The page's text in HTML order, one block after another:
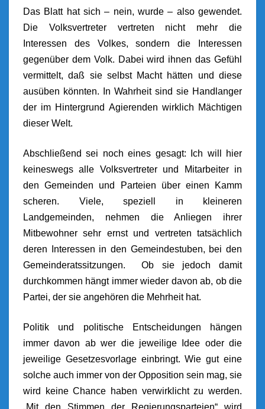
Das Blatt hat sich – nein, wurde – also gewendet.
Die Volksvertreter vertreten nicht mehr die
Interessen des Volkes, sondern die Interessen
gegenüber dem Volk. Dabei wird ihnen das Gefühl
vermittelt, daß sie selbst Macht hätten und diese
ausüben könnten. In Wahrheit sind sie Handlanger
der im Hintergrund Agierenden wirklich Mächtigen
dieser Welt.
Abschließend sei noch eines gesagt: Ich will hier
keineswegs alle Volksvertreter und Mitarbeiter in
den Gemeinden und Parteien über einen Kamm
scheren. Viele, speziell in kleineren
Landgemeinden, nehmen die Anliegen ihrer
Mitbewohner sehr ernst und vertreten tatsächlich
deren Interessen in den Gemeindestuben, bei den
Gemeinderatssitzungen. Ob sie jedoch damit
durchkommen hängt immer wieder davon ab, ob die
Partei, der sie angehören die Mehrheit hat.
Politik und politische Entscheidungen hängen
immer davon ab wer die jeweilige Idee oder die
jeweilige Gesetzesvorlage einbringt. Wie gut eine
solche auch immer von der Opposition sein mag, sie
wird keine Chance haben verwirklicht zu werden.
„Mit den Stimmen der Regierungsparteien“ wird